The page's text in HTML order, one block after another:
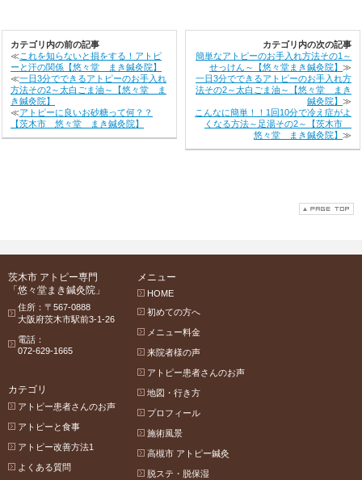
カテゴリ内の前の記事
≪これを知らないと損をする！アトピ
ーと汗の関係【悠々堂 まき鍼灸院】
≪一日3分でできるアトピーのお手入れ
方法その2～太白ごま油～【悠々堂 ま
き鍼灸院】
≪アトピーに良いお砂糖って何？？
【茨木市 悠々堂 まき鍼灸院】
カテゴリ内の次の記事
簡単なアトピーのお手入れ方法その1～
せっけん～【悠々堂まき鍼灸院】 ≫
一日3分でできるアトピーのお手入れ方
法その2～太白ごま油～【悠々堂 まき
鍼灸院】 ≫
こんなに簡単！！1回10分で冷え症がよ
くなる方法～足湯その2～【茨木市
悠々堂 まき鍼灸院】 ≫
茨木市 アトピー専門
「悠々堂まき鍼灸院」
住所：〒567-0888
大阪府茨木市駅前3-1-26
電話：
072-629-1665
メニュー
HOME
初めての方へ
メニュー料金
来院者様の声
アトピー患者さんのお声
地図・行き方
プロフィール
施術風景
高槻市 アトピー鍼灸
脱ステ・脱保湿
カテゴリ
アトピー患者さんのお声
アトピーと食事
アトピー改善方法1
よくある質問